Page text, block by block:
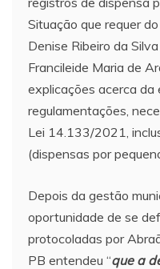
Situação que requer
Denise Ribeiro da
Francileide Maria de
explicações acerca
regulamentações,
Lei 14.133/2021,
(dispensas por
Depois da gestão
oportunidade de se
protocoladas por
PB entendeu “que a